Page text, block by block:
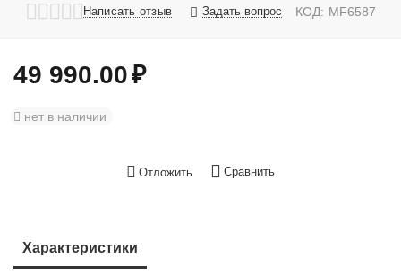
Написать отзыв Задать вопрос КОД: MF6587
49 990.00₽
нет в наличии
Отложить Сравнить
Характеристики